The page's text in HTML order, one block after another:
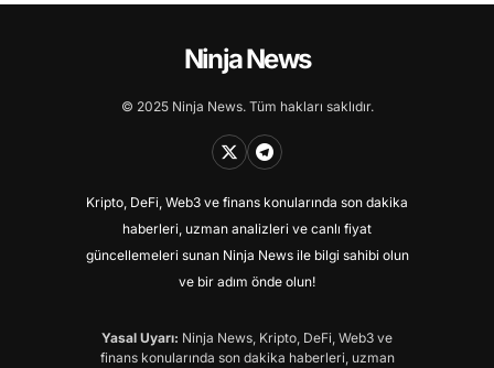
Ninja News
© 2025 Ninja News. Tüm hakları saklıdır.
Kripto, DeFi, Web3 ve finans konularında son dakika
haberleri, uzman analizleri ve canlı fiyat
güncellemeleri sunan Ninja News ile bilgi sahibi olun
ve bir adım önde olun!
Yasal Uyarı: Ninja News, Kripto, DeFi, Web3 ve
finans konularında son dakika haberleri, uzman